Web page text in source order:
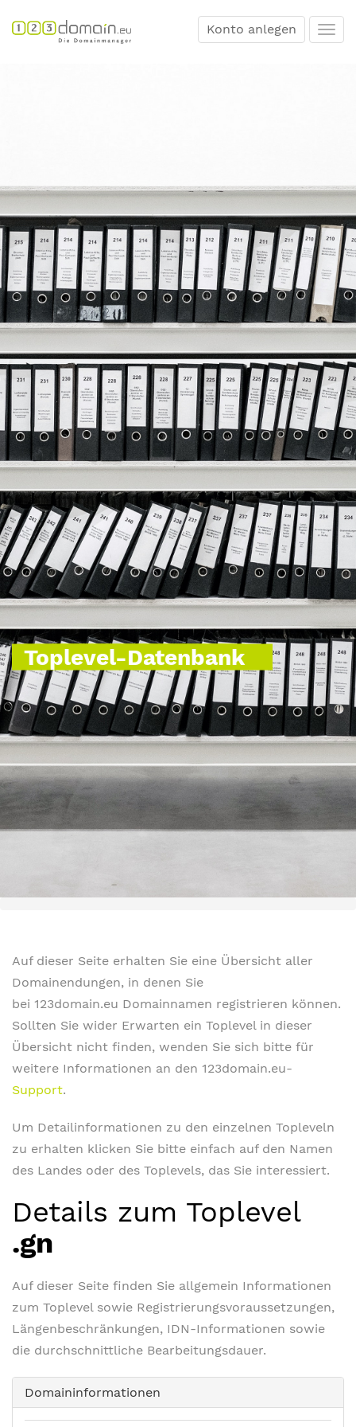
Konto anlegen
Toplevel-Datenbank
Auf dieser Seite erhalten Sie eine Übersicht aller
Domainendungen, in denen Sie
bei 123domain.eu Domainnamen registrieren können.
Sollten Sie wider Erwarten ein Toplevel in dieser
Übersicht nicht finden, wenden Sie sich bitte für
weitere Informationen an den 123domain.eu-
Support.
Um Detailinformationen zu den einzelnen Topleveln
zu erhalten klicken Sie bitte einfach auf den Namen
des Landes oder des Toplevels, das Sie interessiert.
Details zum Toplevel
.gn
Auf dieser Seite finden Sie allgemein Informationen
zum Toplevel sowie Registrierungsvoraussetzungen,
Längenbeschränkungen, IDN-Informationen sowie
die durchschnittliche Bearbeitungsdauer.
Domaininformationen